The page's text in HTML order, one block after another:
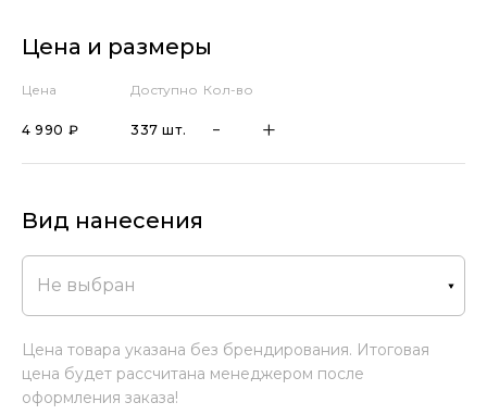
Цена и размеры
Цена Доступно Кол-во
4 990 ₽ 337 шт.
Вид нанесения
Не выбран
Цена товара указана без брендирования. Итоговая
цена будет рассчитана менеджером после
оформления заказа!